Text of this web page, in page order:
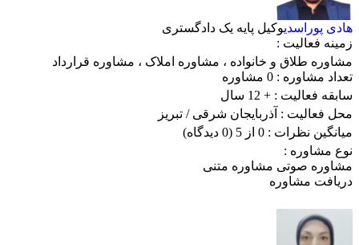
هادی پوراسدیوکیل پایه یک دادگستری
زمینه فعالیت :
مشاوره طلاق و خانواده ، مشاوره املاک ، مشاوره قرارداد
تعداد مشاوره : 0 مشاوره
سابقه فعالیت : + 12 سال
محل فعالیت : آذربایجان شرقی/ تبریز
میانگین نظرات : 0 از 5
(0 دیدگاه)
نوع مشاوره :
مشاوره صوتی مشاوره متنی
دریافت مشاوره